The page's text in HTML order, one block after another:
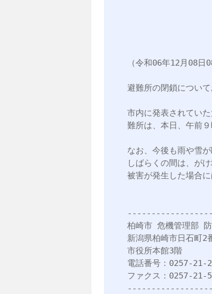
（令和06年12月08日
避難所の閉鎖について
市内に発表されてい
難所は、本日、午前
なお、今後も雨や雪
しばらくの間は、が
被害が発生した場合
柏崎市 危機管理部
新潟県柏崎市日石町2
市役所本館3階
電話番号：0257-21-
ファクス：0257-21-